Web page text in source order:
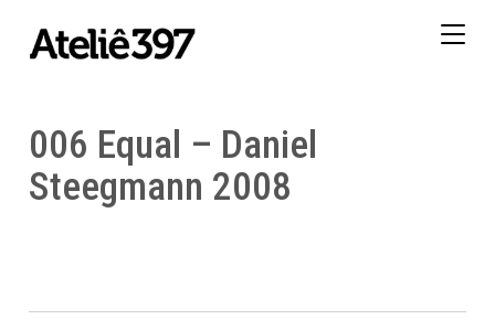
006 Equal – Daniel
Steegmann 2008